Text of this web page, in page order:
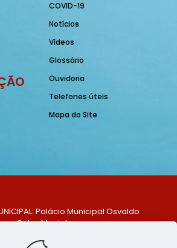
COVID-19
Notícias
Vídeos
Glossário
Ouvidoria
Telefones úteis
Mapa do Site
Palácio Municipal Osvaldo
Celso Maciel